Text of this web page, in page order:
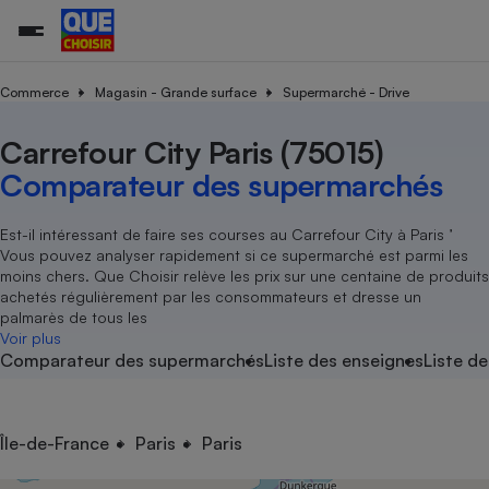
Commerce Magasin - Grande surface Supermarché - Drive
Carrefour City Paris (75015)
Comparateur des supermarchés
Est-il intéressant de faire ses courses au Carrefour City à Paris ’
Vous pouvez analyser rapidement si ce supermarché est parmi les
moins chers. Que Choisir relève les prix sur une centaine de produits
achetés régulièrement par les consommateurs et dresse un
palmarès de tous les
Voir plus
Comparateur des supermarchésListe des enseignesListe
Île-de-France Paris Paris
Magasin - Grande surface
Méthode de vente -
Organismes de défense
Système judiciairegratuit
Déchet
Achat - Vente - Travaux
Location
Sport
électrique
Démarche administrative
Senior
Service marchand
Train
Transport aérien
Toutes les actualités
Enquêtes
Guides d'achat
Conseils
Brèves
Tous les services
Soumettre un litige
Lettres types
Rencontrer une association locale
Tous nos combats
Nos actions
Nos grandes victoires
Les billets de la présidente
Nos associations locales
Nous rejoindre
En savoir plus sur Que Choisir Ensemble
L’association
Nos missions
Notre méthodologie
Notre financement
Nos partenaires
Nous rejoindre